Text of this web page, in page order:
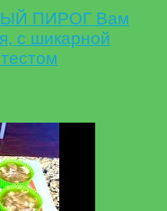
ПИРОГ Вам
с шикарной